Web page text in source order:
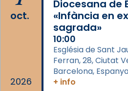
centre de peregrinacions
el món cristià, després de
«A Raïms de Sant Jaume,
raïms de setembre te'n
segons una dita popular.
Photo
oct.
2026
Diocesana de
«Infància en
sagrada»
10:00
Església de Sant
Ferran, 28, Ciutat
Barcelona,
+ info